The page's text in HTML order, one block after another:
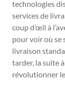
technologies
services de
coup d’œil à
pour voir où se
livraison
tarder, la suite
révolutionner